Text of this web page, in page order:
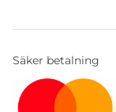
Säker betalning